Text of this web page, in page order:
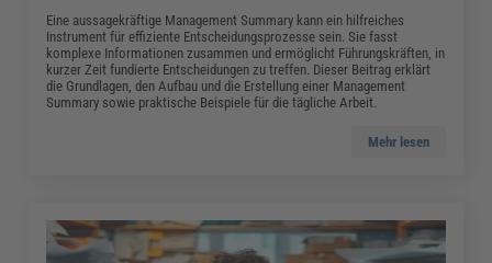
Eine aussagekräftige Management Summary kann ein hilfreiches
Instrument für effiziente Entscheidungsprozesse sein. Sie fasst
komplexe Informationen zusammen und ermöglicht Führungskräften, in
kurzer Zeit fundierte Entscheidungen zu treffen. Dieser Beitrag erklärt
die Grundlagen, den Aufbau und die Erstellung einer Management
Summary sowie praktische Beispiele für die tägliche Arbeit.
Mehr lesen